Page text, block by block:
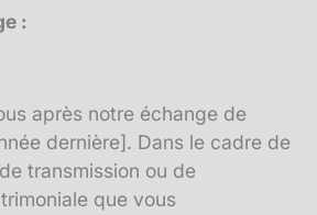
permet d'adapter et de gérer
:
après notre échange de
dernière]. Dans le cadre de
transmission ou de
que vous